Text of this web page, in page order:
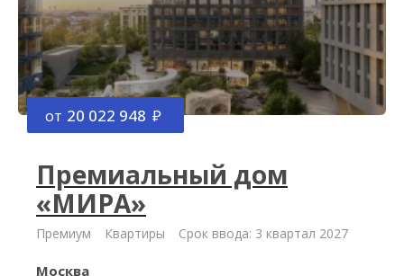
от 20 022 948
Премиальный дом
«МИРА»
Премиум Квартиры Срок ввода: 3 квартал 2027
Москва